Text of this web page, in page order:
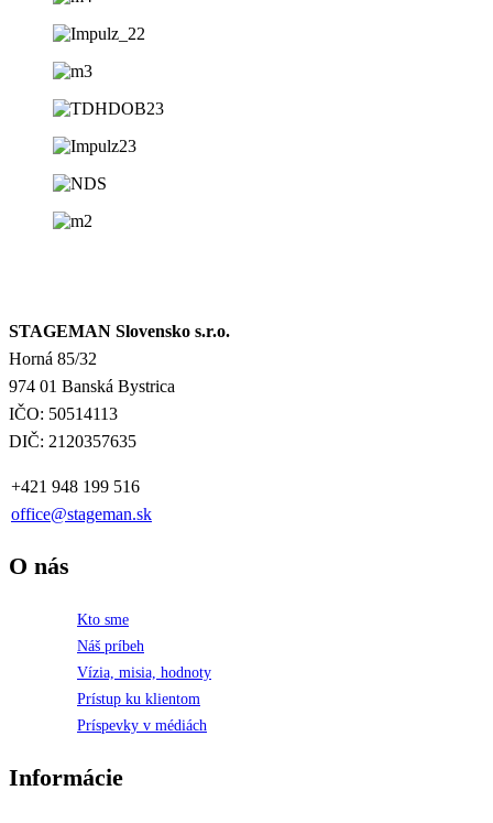
STAGEMAN Slovensko s.r.o.
Horná 85/32
974 01 Banská Bystrica
IČO: 50514113
DIČ: 2120357635
+421 948 199 516
office@stageman.sk
O nás
Kto sme
Náš príbeh
Vízia, misia, hodnoty
Prístup ku klientom
Príspevky v médiách
Informácie